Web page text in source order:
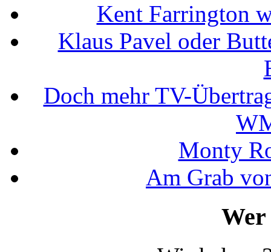
Kent Farrington
Klaus Pavel oder
Doch mehr TV-
Monty
Am Grab